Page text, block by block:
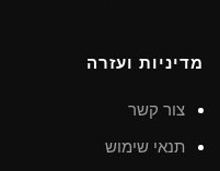
מדיניות ועזרה
צור קשר
תנאי שימוש